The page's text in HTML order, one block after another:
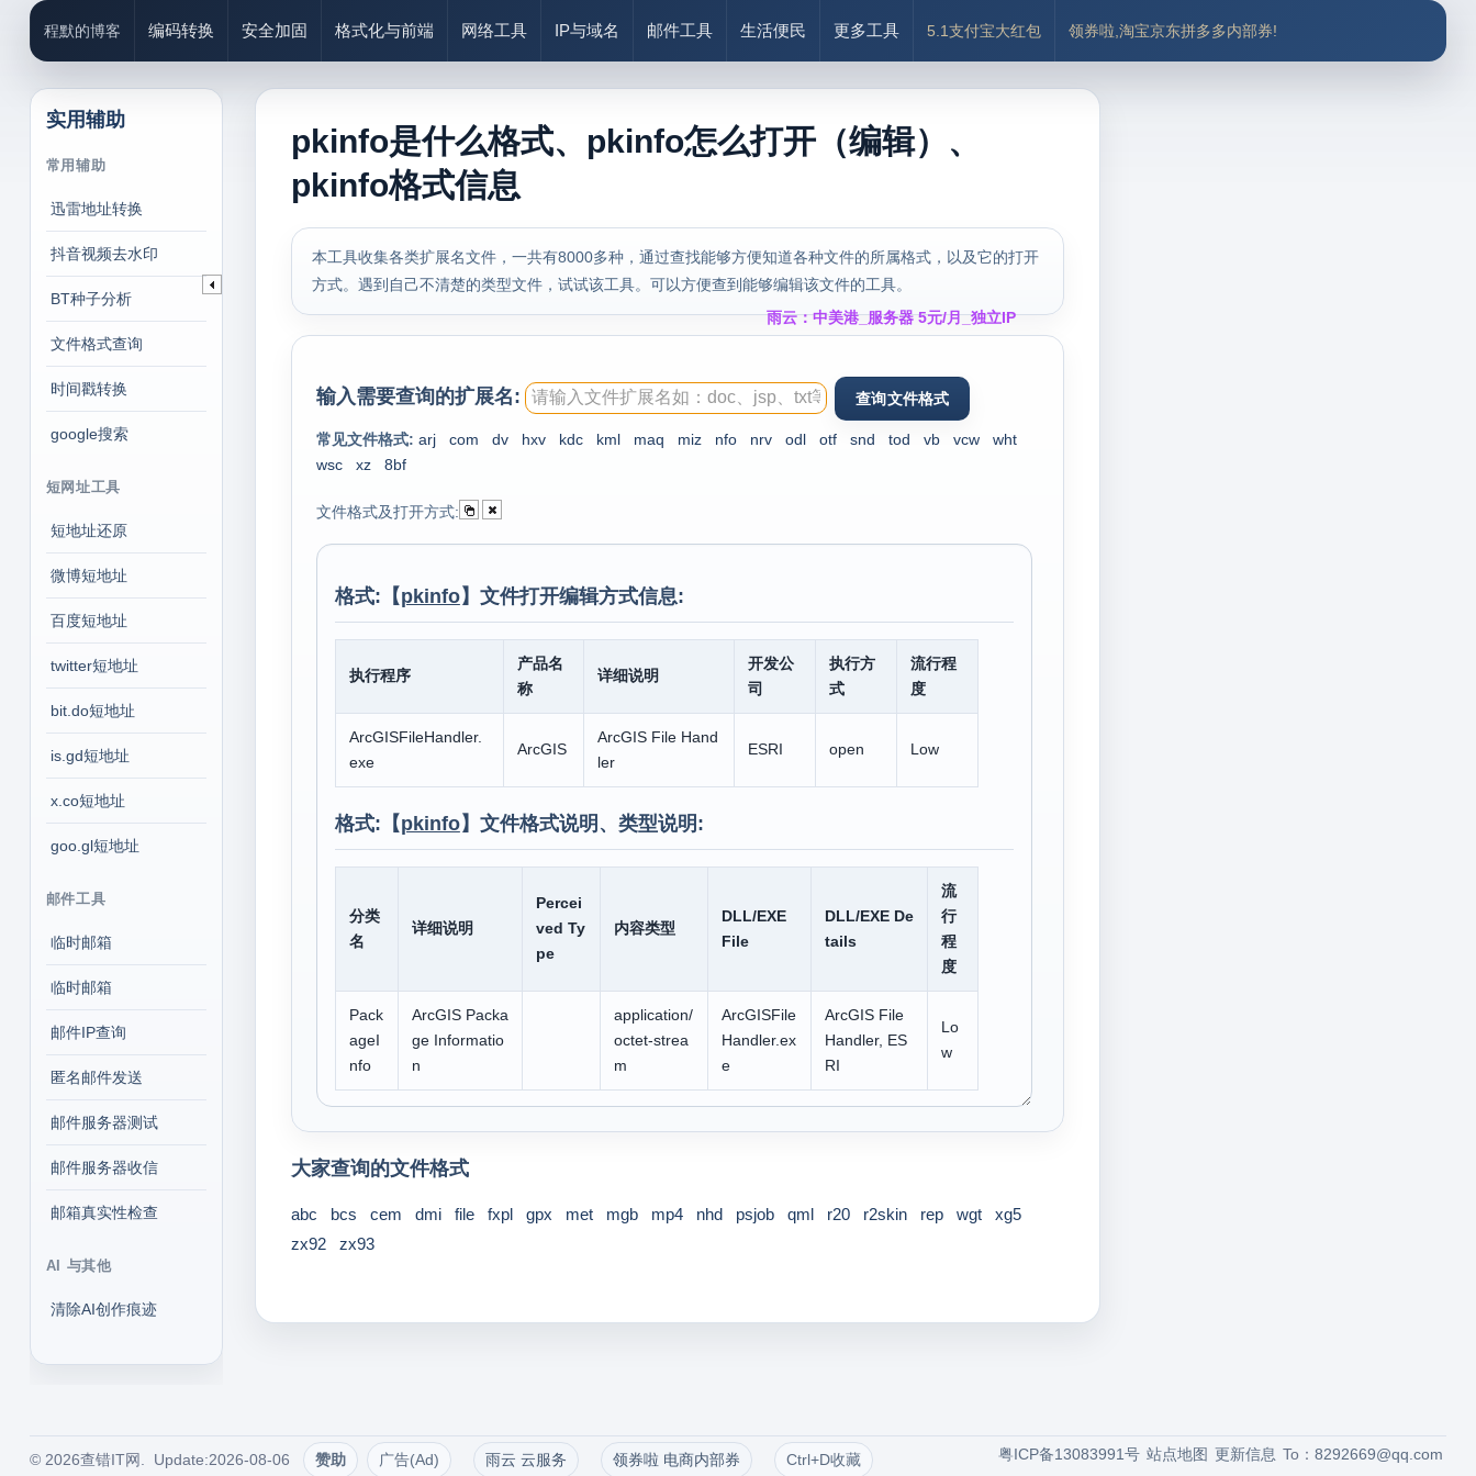
程默的博客 编码转换 安全加固 格式化与前端 网络工具 IP与域名 邮件工具 生活便民 更多工具 5.1支付宝大红包 领券啦,淘宝京东拼多多内部券!
实用辅助
常用辅助
迅雷地址转换
抖音视频去水印
BT种子分析
文件格式查询
时间戳转换
google搜索
短网址工具
短地址还原
微博短地址
百度短地址
twitter短地址
bit.do短地址
is.gd短地址
x.co短地址
goo.gl短地址
邮件工具
临时邮箱
临时邮箱
邮件IP查询
匿名邮件发送
邮件服务器测试
邮件服务器收信
邮箱真实性检查
AI 与其他
清除AI创作痕迹
pkinfo是什么格式、pkinfo怎么打开（编辑）、
pkinfo格式信息
本工具收集各类扩展名文件，一共有8000多种，通过查找能够方便知道各种文件的所属格式，以及它的打开
方式。遇到自己不清楚的类型文件，试试该工具。可以方便查到能够编辑该文件的工具。
雨云：中美港_服务器 5元/月_独立IP
输入需要查询的扩展名:
常见文件格式: arj com dv hxv kdc kml maq miz nfo nrv odl otf snd tod vb vcw
wht
wsc
xz 8bf
文件格式及打开方式:
格式:【pkinfo】文件打开编辑方式信息:
执行程序
产品名
称
详细说明
开发公
司
执行方
式
流行程
度
ArcGISFileHandler.
exe
ArcGIS
ArcGIS File Hand
ler
ESRI open Low
格式:【pkinfo】文件格式说明、类型说明:
分类
名
详细说明
Percei
ved Ty
pe
内容类型
DLL/EXE
File
DLL/EXE De
tails
流
行
程
度
Pack
ageI
nfo
ArcGIS Packa
ge Informatio
n
application/
octet-strea
m
ArcGISFile
Handler.ex
e
ArcGIS File
Handler, ES
RI
Lo
w
大家查询的文件格式
abc bcs cem dmi file fxpl gpx met mgb mp4 nhd psjob qml r20 r2skin rep wgt
xg5
zx92
zx93
© 2026查错IT网. Update:2026-08-06 赞助 广告(Ad) 雨云 云服务 领券啦 电商内部券 Ctrl+D收藏 To：8292669@qq.com
更新信息
站点地图
粤ICP备13083991号